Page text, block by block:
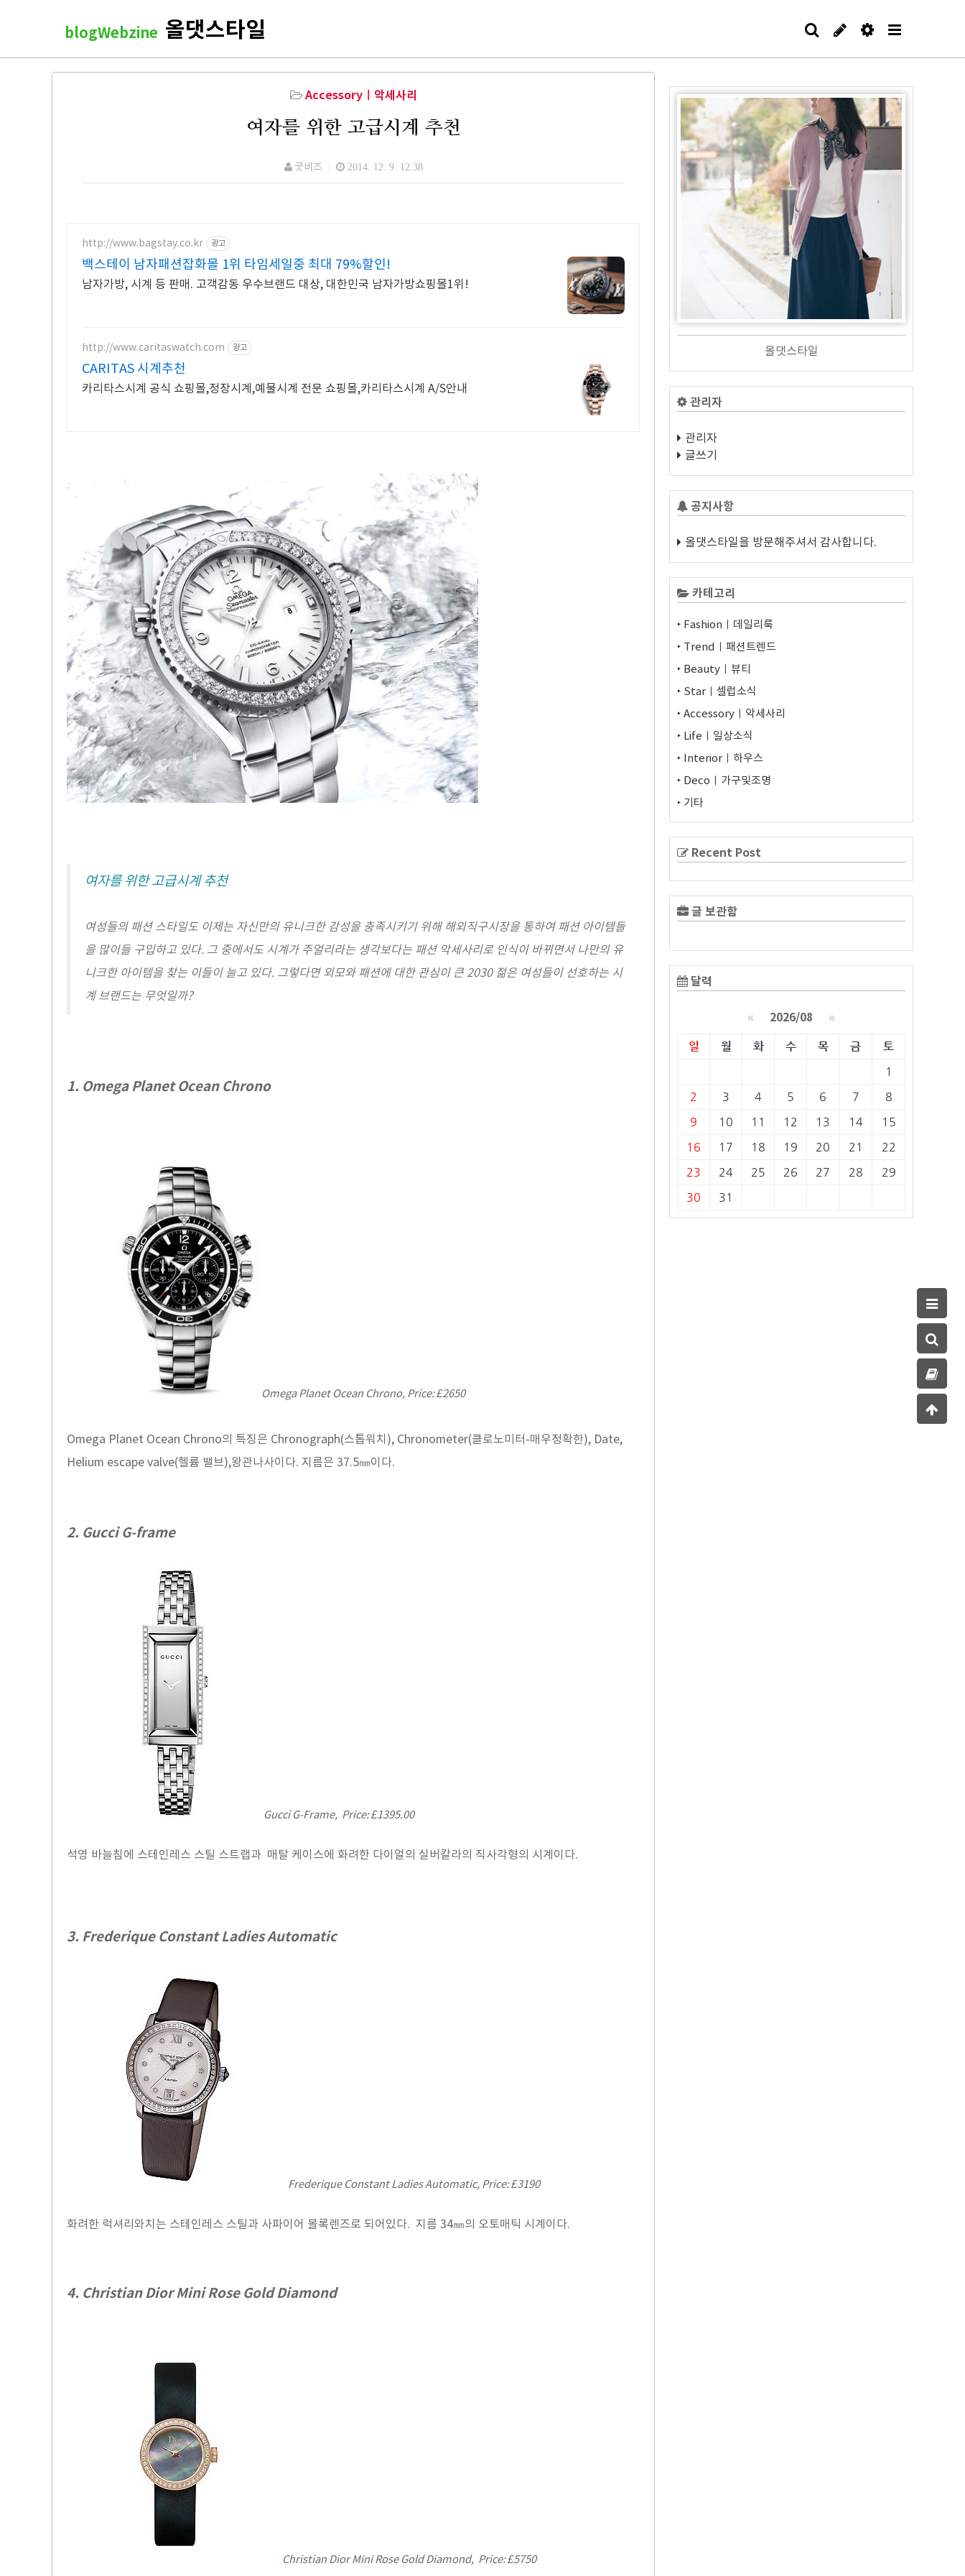
blogWebzine 올댓스타일
올댓스타일
관리자
관리자
글쓰기
공지사항
올댓스타일을 방문해주셔서 감사합니다.
카테고리
‣ Fashionㅣ데일리룩
‣ Trendㅣ패션트렌드
‣ Beautyㅣ뷰티
‣ Starㅣ셀럽소식
‣ Accessoryㅣ악세사리
‣ Lifeㅣ일상소식
‣ Interiorㅣ하우스
‣ Decoㅣ가구및조명
‣ 기타
Recent Post
글 보관함
달력
« 2026/08 »
일 월 화 수 목 금
토
1
2
3 4 5 6 7
8
9
10 11 12 13 14
15
16
17 18 19 20 21
22
23
24 25 26 27 28
29
30
31
Accessoryㅣ악세사리
여자를 위한 고급시계 추천
굿비즈 2014. 12. 9. 12:38
http://www.bagstay.co.kr 광고
백스테이 남자패션잡화몰 1위 타임세일중 최대 79%할인!
남자가방, 시계 등 판매. 고객감동 우수브랜드 대상, 대한민국 남자가방쇼핑몰1위!
http://www.caritaswatch.com 광고
CARITAS 시계추천
카리타스시계 공식 쇼핑몰,정장시계,예물시계 전문 쇼핑몰,카리타스시계 A/S안내
여자를 위한 고급시계 추천
여성들의 패션 스타일도 이제는 자신만의 유니크한 감성을 충족시키기 위해 해외직구시장을 통하여 패션 아이템들
을 많이들 구입하고 있다. 그 중에서도 시계가 주얼리라는 생각보다는 패션 악세사리로 인식이 바뀌면서 나만의 유
니크한 아이템을 찾는 이들이 늘고 있다. 그렇다면 외모와 패션에 대한 관심이 큰 2030 젊은 여성들이 선호하는 시
계 브랜드는 무엇일까?
1. Omega Planet Ocean Chrono
Omega Planet Ocean Chrono, Price: £2650
Omega Planet Ocean Chrono의 특징은 Chronograph(스톱워치), Chronometer(클로노미터-매우정확한), Date,
Helium escape valve(헬륨 밸브),왕관나사이다. 지름은 37.5㎜이다.
2. Gucci G-frame
Gucci G-Frame, Price: £1395.00
석영 바늘침에 스테인레스 스틸 스트랩과 매탈 케이스에 화려한 다이얼의 실버칼라의 직사각형의 시계이다.
3. Frederique Constant Ladies Automatic
Frederique Constant Ladies Automatic, Price: £3190
화려한 럭셔리와치는 스테인레스 스틸과 사파이어 볼록렌즈로 되어있다. 지름 34㎜의 오토매틱 시계이다.
4. Christian Dior Mini Rose Gold Diamond
Christian Dior Mini Rose Gold Diamond, Price: £5750